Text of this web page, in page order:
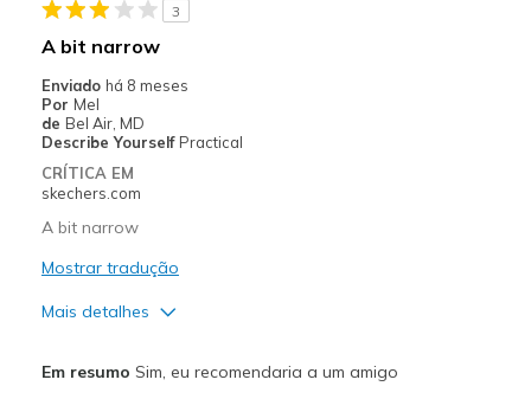
Sizing
View On Shoes
3
A bit narrow
Enviado há 8 meses
Por Mel
de Bel Air, MD
Describe Yourself Practical
CRÍTICA EM
skechers.com
A bit narrow
Mostrar tradução
Mais detalhes
Em resumo Sim, eu recomendaria a um amigo